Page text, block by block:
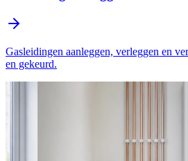
Gasleidingen aanleggen, verleggen en
en gekeurd.